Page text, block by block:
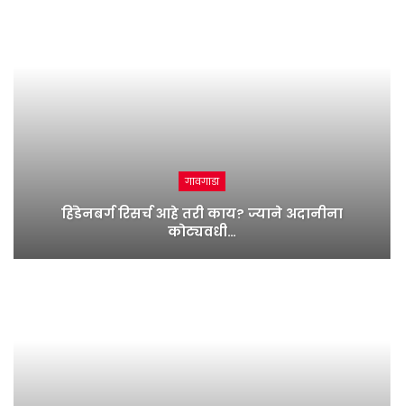
गावगाडा
हिंडेनबर्ग रिसर्च आहे तरी काय? ज्याने अदानीना
कोट्यवधी…